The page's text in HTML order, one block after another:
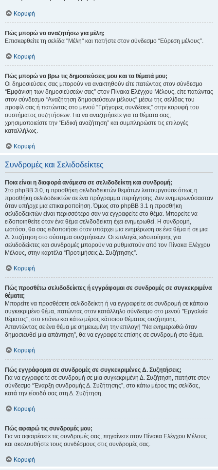
Κορυφή
Πώς μπορώ να αναζητήσω για μέλη;
Επισκεφθείτε τη σελίδα "Μέλη" και πατήστε στον σύνδεσμο “Εύρεση μέλους”.
Κορυφή
Πώς μπορώ να βρω τις δημοσιεύσεις μου και τα θέματά μου;
Οι δημοσιεύσεις σας μπορούν να ανακτηθούν είτε πατώντας στον σύνδεσμο
“Εμφάνιση των δημοσιεύσεών σας” στον Πίνακα Ελέγχου Μέλους, είτε πατώντας
στον σύνδεσμο “Αναζήτηση δημοσιεύσεων μέλους” μέσω της σελίδας του
προφίλ σας ή πατώντας στο μενού “Γρήγορες συνδέσεις” στην κορυφή του
συστήματος συζητήσεων. Για να αναζητήσετε για τα θέματα σας,
χρησιμοποιείστε την “Ειδική αναζήτηση” και συμπληρώστε τις επιλογές
καταλλήλως.
Κορυφή
Συνδρομές και Σελιδοδείκτες
Ποια είναι η διαφορά ανάμεσα σε σελιδοδείκτη και συνδρομή;
Στο phpBB 3.0, η προσθήκη σελιδοδεικτών θεμάτων λειτουργούσε όπως η
προσθήκη σελιδοδεικτών σε ένα πρόγραμμα περιήγησης. Δεν ενημερωνόσασταν
όταν υπήρχε μια επικαιροποίηση. Όμως στο phpBB 3.1 η προσθήκη
σελιδοδεικτών είναι περισσότερο σαν να εγγραφείτε στο θέμα. Μπορείτε να
ειδοποιηθείτε όταν ένα θέμα σελιδοδείκτη έχει ενημερωθεί. Η συνδρομή,
ωστόσο, θα σας ειδοποιήσει όταν υπάρχει μια ενημέρωση σε ένα θέμα ή σε μια
Δ. Συζήτηση στο σύστημα συζητήσεων. Οι επιλογές ειδοποίησης για
σελιδοδείκτες και συνδρομές μπορούν να ρυθμιστούν από τον Πίνακα Ελέγχου
Μέλους, στην καρτέλα “Προτιμήσεις Δ. Συζήτησης”.
Κορυφή
Πώς προσθέτω σελιδοδείκτες ή εγγράφομαι σε συνδρομές σε συγκεκριμένα
θέματα;
Μπορείτε να προσθέσετε σελιδοδείκτη ή να εγγραφείτε σε συνδρομή σε κάποιο
συγκεκριμένο θέμα, πατώντας στον κατάλληλο σύνδεσμο στο μενού "Εργαλεία
θέματος", στο επάνω και κάτω μέρος κάποιου θέματος συζήτησης.
Απαντώντας σε ένα θέμα με σημειωμένη την επιλογή “Να ενημερωθώ όταν
δημοσιευθεί μια απάντηση”, θα να εγγραφείτε επίσης σε συνδρομή στο θέμα.
Κορυφή
Πώς εγγράφομαι σε συνδρομές σε συγκεκριμένες Δ. Συζητήσεις;
Για να εγγραφείτε σε συνδρομή σε μια συγκεκριμένη Δ. Συζήτηση, πατήστε στον
σύνδεσμο “Έναρξη συνδρομής Δ. Συζήτησης”, στο κάτω μέρος της σελίδας,
κατά την είσοδό σας στη Δ. Συζήτηση.
Κορυφή
Πώς αφαιρώ τις συνδρομές μου;
Για να αφαιρέσετε τις συνδρομές σας, πηγαίνετε στον Πίνακα Ελέγχου Μέλους
και ακολουθήστε τους συνδέσμους στις συνδρομές σας.
Κορυφή